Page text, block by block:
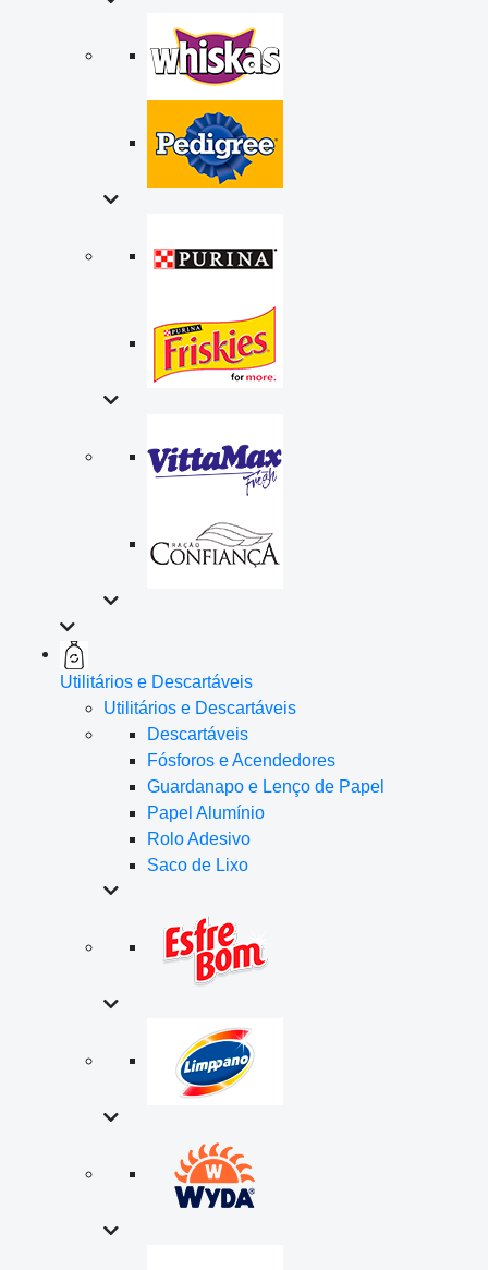
Utilitários e Descartáveis
Utilitários e Descartáveis
Descartáveis
Fósforos e Acendedores
Guardanapo e Lenço de Papel
Papel Alumínio
Rolo Adesivo
Saco de Lixo